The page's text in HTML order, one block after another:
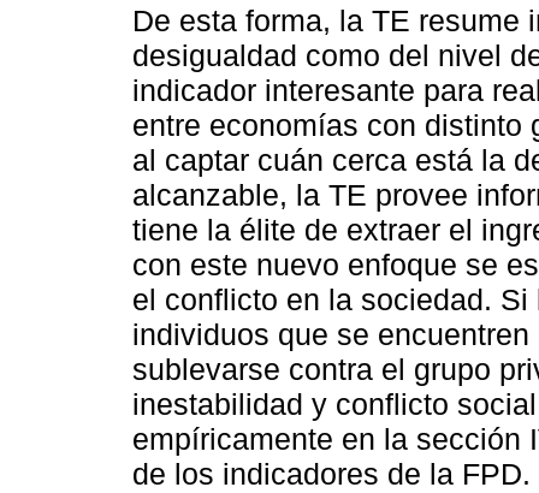
De esta forma, la TE resume
desigualdad como del nivel
indicador interesante para
entre economías con distinto
al captar cuán cerca está la
alcanzable, la TE provee
tiene la élite de extraer el
con este nuevo enfoque se
el conflicto en la sociedad.
individuos que se
sublevarse contra el grupo
inestabilidad y conflicto
empíricamente en la sección
de los indicadores de la FPD.